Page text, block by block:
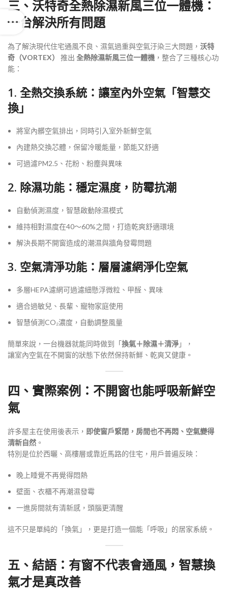
三、沃特奇全熱除濕新風三位一體機：
一台解決所有問題
為了解決現代住宅通風不良、濕氣過重與空氣汙染三大問題， 沃特
奇（VORTEX）
推出 全熱除濕新風三位一體機 ，整合了三種核心功
能：
1. 全熱交換系統：讓室內外空氣「智慧交
換」
將室內髒空氣排出，同時引入室外新鮮空氣
內建熱交換芯體，保留冷暖能量，節能又舒適
可過濾PM2.5、花粉、粉塵與異味
2. 除濕功能：穩定濕度，防霉抗潮
自動偵測濕度，智慧啟動除濕模式
維持相對濕度在40～60%之間，打造乾爽舒適環境
解決長期不開窗造成的潮濕與牆角發霉問題
3. 空氣清淨功能：層層濾網淨化空氣
多層HEPA濾網可過濾細懸浮微粒、甲醛、異味
適合過敏兒、長輩、寵物家庭使用
智慧偵測CO₂濃度，自動調整風量
簡單來說，一台機器就能同時做到「換氣＋除濕＋清淨 」，
讓室內空氣在不開窗的狀態下依然保持新鮮、乾爽又健康。
四、實際案例：不開窗也能呼吸新鮮空
氣
許多屋主在使用後表示， 即使窗戶緊閉，房間也不再悶、空氣變得
清新自然 。
特別是位於西曬、高樓層或靠近馬路的住宅，用戶普遍反映：
晚上睡覺不再覺得悶熱
壁面、衣櫃不再潮濕發霉
一進房間就有清新感，頭腦更清醒
這不只是單純的「換氣」，更是打造一個能「呼吸」的居家系統。
五、結語：有窗不代表會通風，智慧換
氣才是真改善